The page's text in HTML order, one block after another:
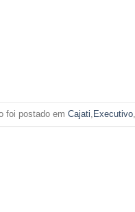
foi postado em Cajati Executivo